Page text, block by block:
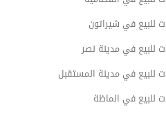
للبيع في شيراتون
للبيع في مدينة نصر
للبيع في مدينة المستقبل
للبيع في الماظة